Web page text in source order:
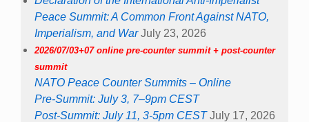
Peace Summit: A Common Front Against NATO,
Imperialism, and War July 23, 2026
2026/07/03+07 online pre-counter summit + post-counter
summit
NATO Peace Counter Summits – Online
Pre-Summit: July 3, 7–9pm CEST
Post-Summit: July 11, 3-5pm CEST July 17, 2026